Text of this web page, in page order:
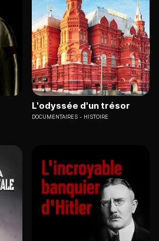
L'odyssée d'un trésor
DOCUMENTAIRES HISTOIRE